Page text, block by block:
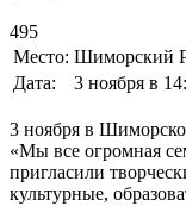
495
Место: Шиморский
Дата:
3 ноября в
3 ноября в
«Мы все огромная
пригласили
культурные,